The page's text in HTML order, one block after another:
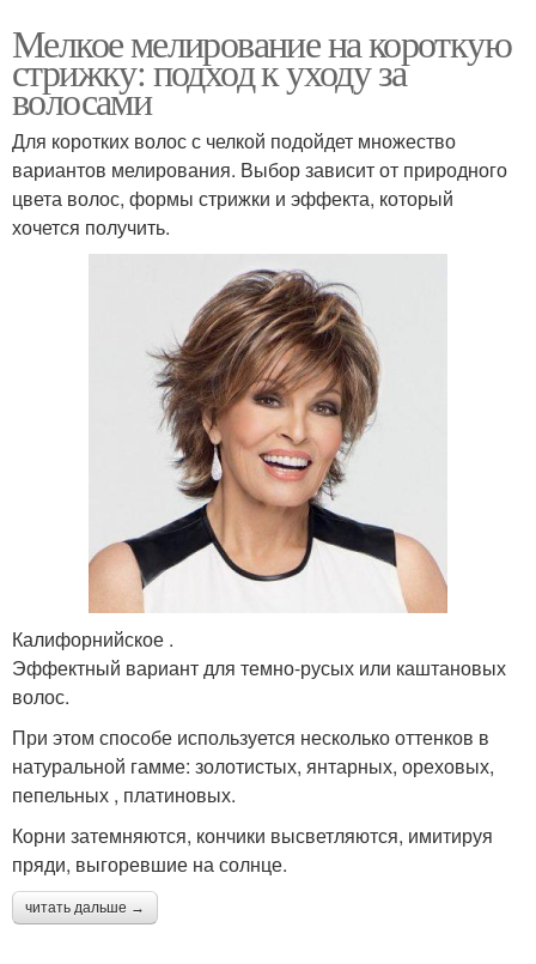
Мелкое мелирование на короткую
стрижку: подход к уходу за
волосами
Для коротких волос с челкой подойдет множество
вариантов мелирования. Выбор зависит от природного
цвета волос, формы стрижки и эффекта, который
хочется получить.
Калифорнийское .
Эффектный вариант для темно-русых или каштановых
волос.
При этом способе используется несколько оттенков в
натуральной гамме: золотистых, янтарных, ореховых,
пепельных , платиновых.
Корни затемняются, кончики высветляются, имитируя
пряди, выгоревшие на солнце.
читать дальше →